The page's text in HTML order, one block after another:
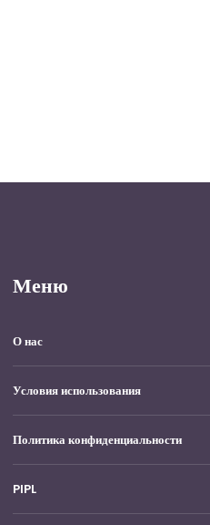
Меню
О нас
Условия использования
Политика конфиденциальности
PIPL